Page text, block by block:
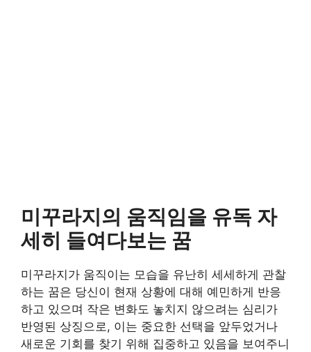
미꾸라지의 움직임을 유독 자
세히 들여다보는 꿈
미꾸라지가 움직이는 모습을 유난히 세세하게 관찰
하는 꿈은 당신이 현재 상황에 대해 예민하게 반응
하고 있으며 작은 변화도 놓치지 않으려는 심리가
반영된 상징으로, 이는 중요한 선택을 앞두었거나
새로운 기회를 찾기 위해 집중하고 있음을 보여주니